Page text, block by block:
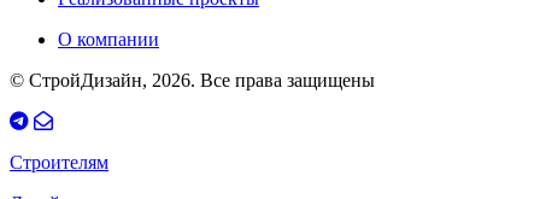
О компании
© СтройДизайн, 2026. Все права защищены
Строителям